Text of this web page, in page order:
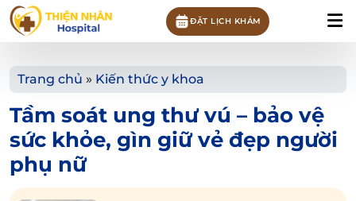
ĐẶT LỊCH KHÁM
Trang chủ » Kiến thức y khoa
Tầm soát ung thư vú – bảo vệ
sức khỏe, gìn giữ vẻ đẹp người
phụ nữ